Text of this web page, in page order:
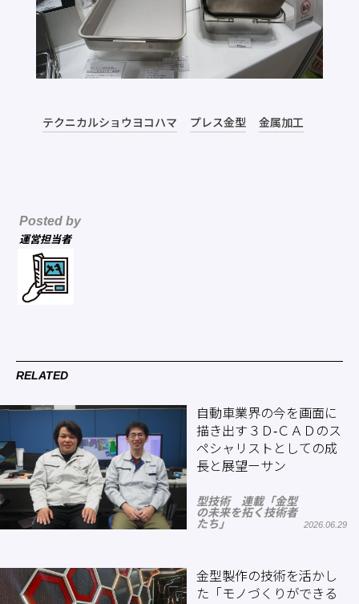
テクニカルショウヨコハマ プレス金型 金属加工
Posted by
運営担当者
RELATED
自動車業界の今を画面に
描き出す３Ｄ-ＣＡＤのス
ペシャリストとしての成
長と展望ーサン
型技術 連載「金型
の未来を拓く技術者
たち」
2026.06.29
金型製作の技術を活かし
た「モノづくりができる